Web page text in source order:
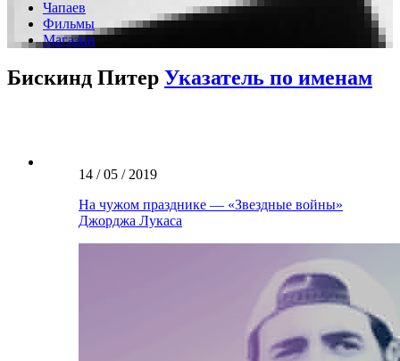
Чапаев
Фильмы
Магазин
Бискинд Питер Указатель по именам
14 / 05 / 2019
На чужом празднике — «Звездные войны»
Джорджа Лукаса